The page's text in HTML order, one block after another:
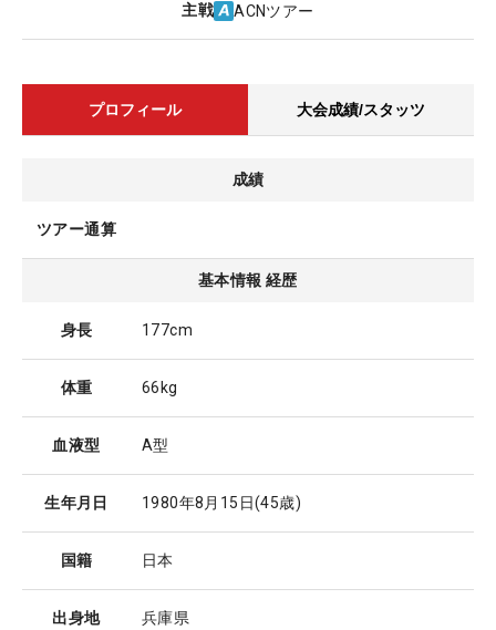
主戦 ACNツアー
プロフィール 大会成績/スタッツ
成績
ツアー通算
基本情報 経歴
身長 177cm
体重 66kg
血液型 A型
生年月日 1980年8月15日(45歳)
国籍 日本
出身地 兵庫県